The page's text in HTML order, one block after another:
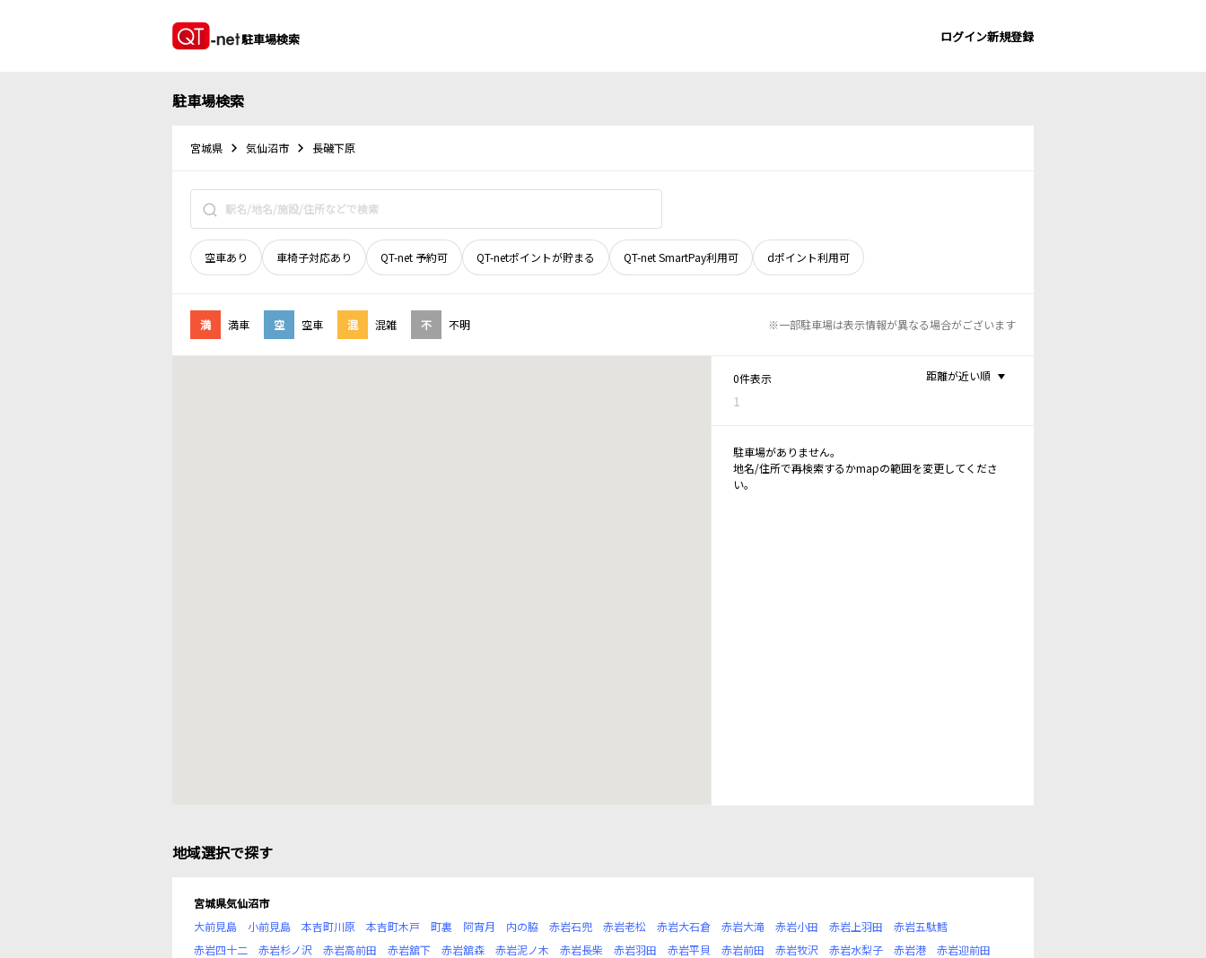
駐車場検索 ログイン新規登録
駐車場検索
宮城県 気仙沼市 長磯下原
空車あり 車椅子対応あり QT-net 予約可 QT-netポイントが貯まる QT-net SmartPay利用可 dポイント利用可
満 満車 空 空車 混 混雑 不 不明 ※一部駐車場は表示情報が異なる場合がございます
0件表示
1
距離が近い順
駐車場がありません。
地名/住所で再検索するかmapの範囲を変更してくださ
い。
地域選択で探す
宮城県気仙沼市
大前見島
小前見島 本吉町川原 本吉町木戸 町裏 阿宵月 内の脇 赤岩石兜 赤岩老松 赤岩大石倉 赤岩大滝 赤岩小田 赤岩上羽田
赤岩五駄鱈
赤岩四十二
赤岩杉ノ沢 赤岩高前田 赤岩舘下 赤岩舘森 赤岩泥ノ木 赤岩長柴 赤岩羽田 赤岩平貝 赤岩前田 赤岩牧沢 赤岩水梨子 赤岩港
赤岩迎前田